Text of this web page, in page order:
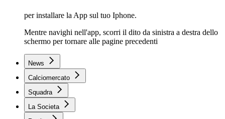
per installare la App sul tuo Iphone.
Mentre navighi nell'app, scorri il dito da sinistra a destra dello
schermo per tornare alle pagine precedenti
News
Calciomercato
Squadra
La Societa